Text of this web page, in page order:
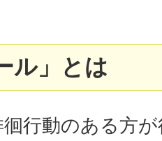
ル」とは
行動のある方が